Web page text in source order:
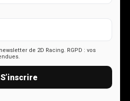
de 2D Racing. RGPD : vos
S’inscrire